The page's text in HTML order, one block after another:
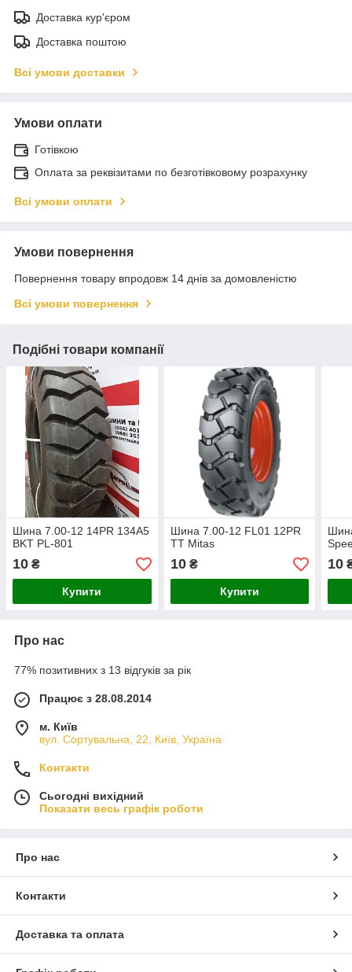
Доставка кур'єром
Доставка поштою
Всі умови доставки
Умови оплати
Готівкою
Оплата за реквізитами по безготівковому розрахунку
Всі умови оплати
Умови повернення
Повернення товару впродовж 14 днів за домовленістю
Всі умови повернення
Подібні товари компанії
Шина 7.00-12 14PR 134A5
BKT PL-801
10 ₴
Купити
Шина 7.00-12 FL01 12PR
TT Mitas
10₴
Купити
10
Про нас
77% позитивних з 13 відгуків за рік
Працює з 28.08.2014
м. Київ
вул. Сортувальна, 22, Київ, Україна
Контакти
Сьогодні вихідний
Показати весь графік роботи
Про нас
Контакти
Доставка та оплата